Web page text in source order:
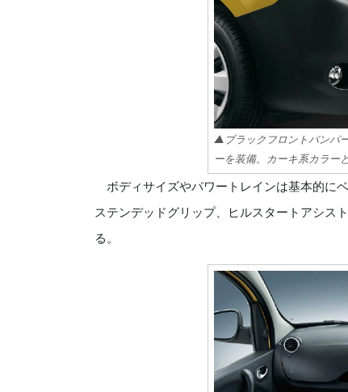
▲ブラックフロントバンパ
ーを装備。カーキ系カラー
ボディサイズやパワートレインは基本的に
ステンデッドグリップ、ヒルスタートアシス
る。